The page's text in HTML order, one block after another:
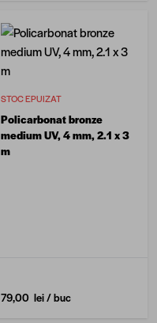
STOC EPUIZAT
Policarbonat bronze
medium UV, 4 mm, 2.1 x 3
m
79,00 lei/ buc